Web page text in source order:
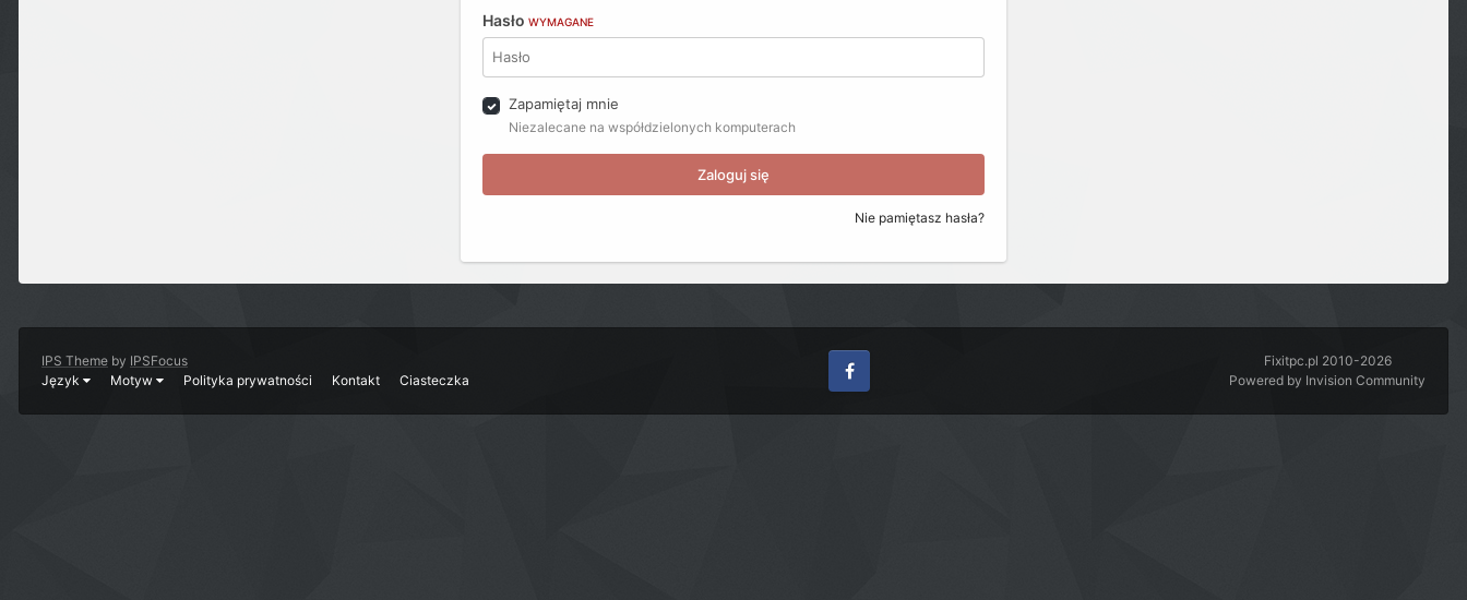
Hasło WYMAGANE
Zapamiętaj mnie
Niezalecane na współdzielonych komputerach
Zaloguj się
Nie pamiętasz hasła?
IPS Theme by IPSFocus
Język
Motyw Polityka prywatności Kontakt Ciasteczka
Facebook
Fixitpc.pl 2010-2026
Powered by Invision Community